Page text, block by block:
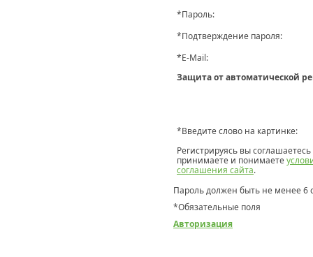
*Пароль:
*Подтверждение пароля:
*E-Mail:
Защита от автоматической
*Введите слово на картинке:
Регистрируясь вы
принимаете и понимаете
соглашения сайта.
Пароль должен быть не менее 6
*Обязательные поля
Авторизация